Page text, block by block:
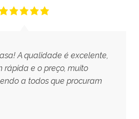
A qualidade é excelente,
rápida e o preço, muito
a todos que procuram